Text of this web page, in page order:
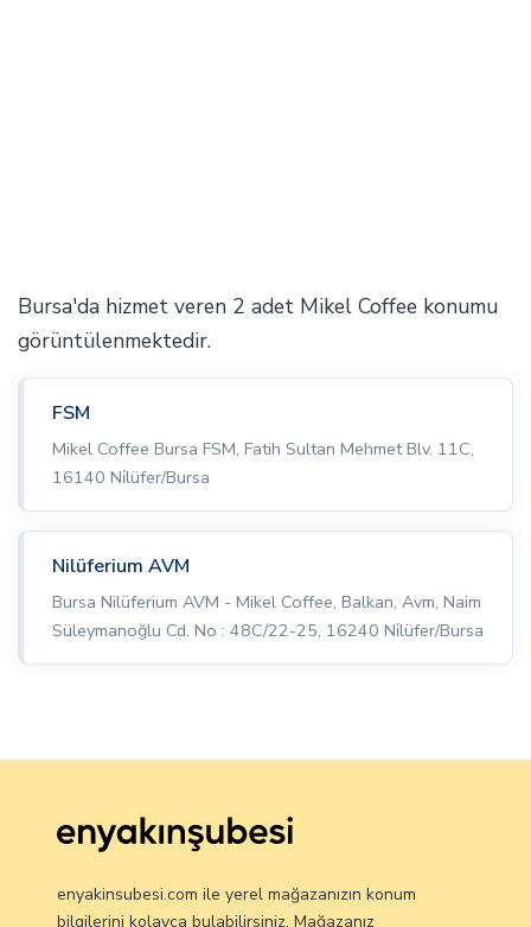
Bursa'da hizmet veren 2 adet Mikel Coffee konumu
görüntülenmektedir.
FSM
Mikel Coffee Bursa FSM, Fatih Sultan Mehmet Blv. 11C,
16140 Ni̇lüfer/Bursa
Nilüferium AVM
Bursa Nilüferium AVM - Mikel Coffee, Balkan, Avm, Naim
Süleymanoğlu Cd. No : 48C/22-25, 16240 Ni̇lüfer/Bursa
enyakinsubesi.com ile yerel mağazanızın konum
bilgilerini kolayca bulabilirsiniz. Mağazanız